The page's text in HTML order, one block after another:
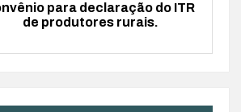
para declaração do ITR
de produtores rurais.